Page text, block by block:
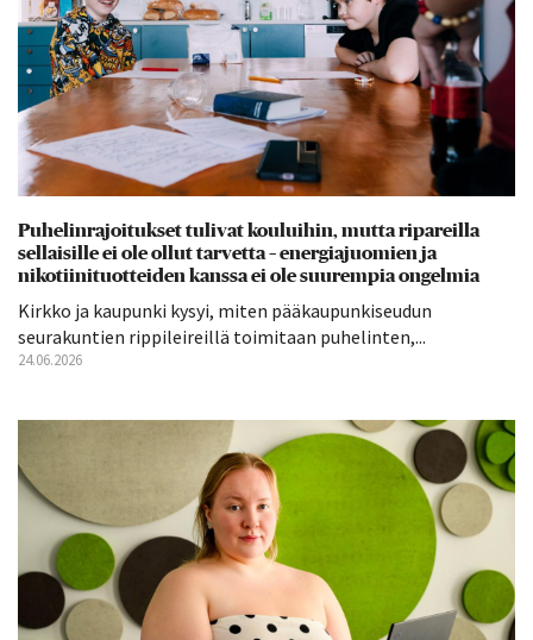
Puhelinrajoitukset tulivat kouluihin, mutta ripareilla
sellaisille ei ole ollut tarvetta – energiajuomien ja
nikotiinituotteiden kanssa ei ole suurempia ongelmia
Kirkko ja kaupunki kysyi, miten pääkaupunkiseudun
seurakuntien rippileireillä toimitaan puhelinten,...
24.06.2026